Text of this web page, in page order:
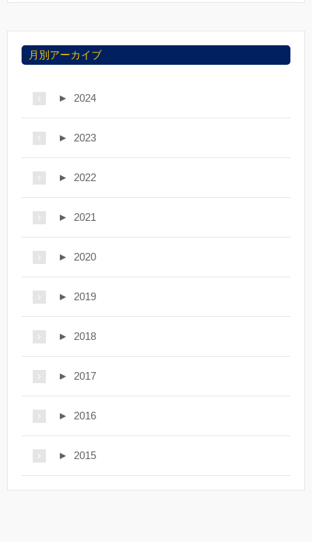
月別アーカイブ
► 2024
► 2023
► 2022
► 2021
► 2020
► 2019
► 2018
► 2017
► 2016
► 2015